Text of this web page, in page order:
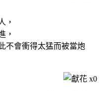
，
，
不會衝得太猛而被當炮
x0